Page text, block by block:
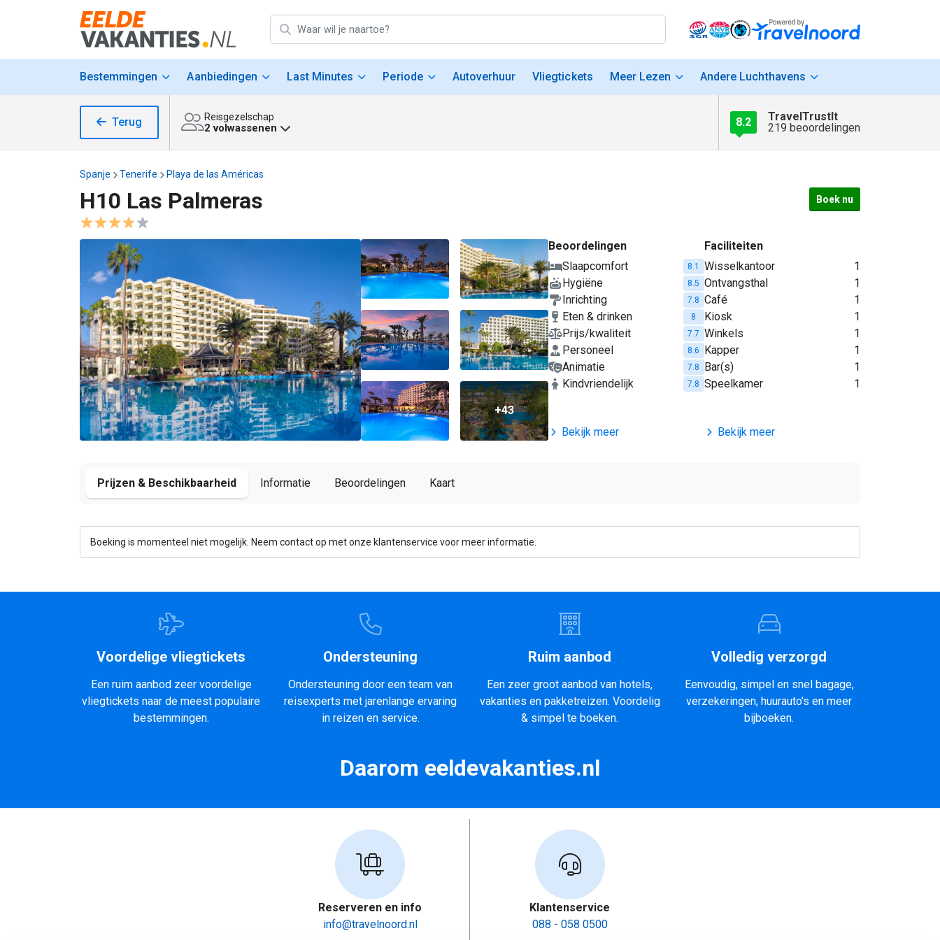
Bestemmingen Aanbiedingen Last Minutes Periode Autoverhuur Vliegtickets Meer Lezen Andere Luchthavens
Terug Reisgezelschap
2 volwassenen 8.2
TravelTrustIt
219 beoordelingen
Spanje Tenerife Playa de las Américas
H10 Las Palmeras Boek nu
H10 Las Palmeras afbeeldingen
+43
Beoordelingen
Slaapcomfort
8.1
Hygiëne 8.5
Inrichting 7.8
Eten & drinken 8
Prijs/kwaliteit 7.7
Personeel 8.6
Animatie 7.8
Kindvriendelijk 7.8
Bekijk meer
Faciliteiten
Wisselkantoor
1
Ontvangsthal
1
Café
1
Kiosk
1
Winkels
1
Kapper
1
Bar(s)
1
Speelkamer
1
Bekijk meer
Prijzen & Beschikbaarheid Informatie Beoordelingen Kaart
Boeking is momenteel niet mogelijk. Neem contact op met onze klantenservice voor meer informatie.
Voordelige vliegtickets
Een ruim aanbod zeer voordelige
vliegtickets naar de meest populaire
bestemmingen.
Ondersteuning
Ondersteuning door een team van
reisexperts met jarenlange ervaring
in reizen en service.
Ruim aanbod
Een zeer groot aanbod van hotels,
vakanties en pakketreizen. Voordelig
& simpel te boeken.
Volledig verzorgd
Eenvoudig, simpel en snel bagage,
verzekeringen, huurauto's en meer
bijboeken.
Daarom eeldevakanties.nl
Reserveren en info
info@travelnoord.nl
Klantenservice
088 - 058 0500